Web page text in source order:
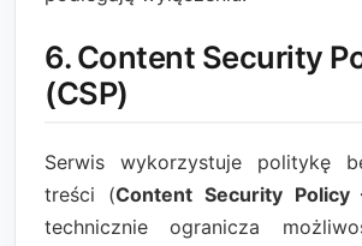
6. Content Security
(CSP)
Serwis wykorzystuje politykę
treści (Content Security Policy
technicznie ogranicza